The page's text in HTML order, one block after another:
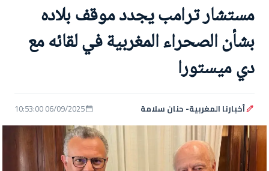
مستشار ترامب يجدد موقف بلاده
بشأن الصحراء المغربية في لقائه مع
دي ميستورا
أخبارنا المغربية- حنان سلامة 06/09/2025 10:53:00